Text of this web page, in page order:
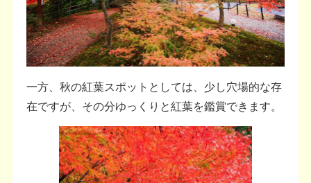
一方、秋の紅葉スポットとしては、少し穴場的な存
在ですが、その分ゆっくりと紅葉を鑑賞できます。